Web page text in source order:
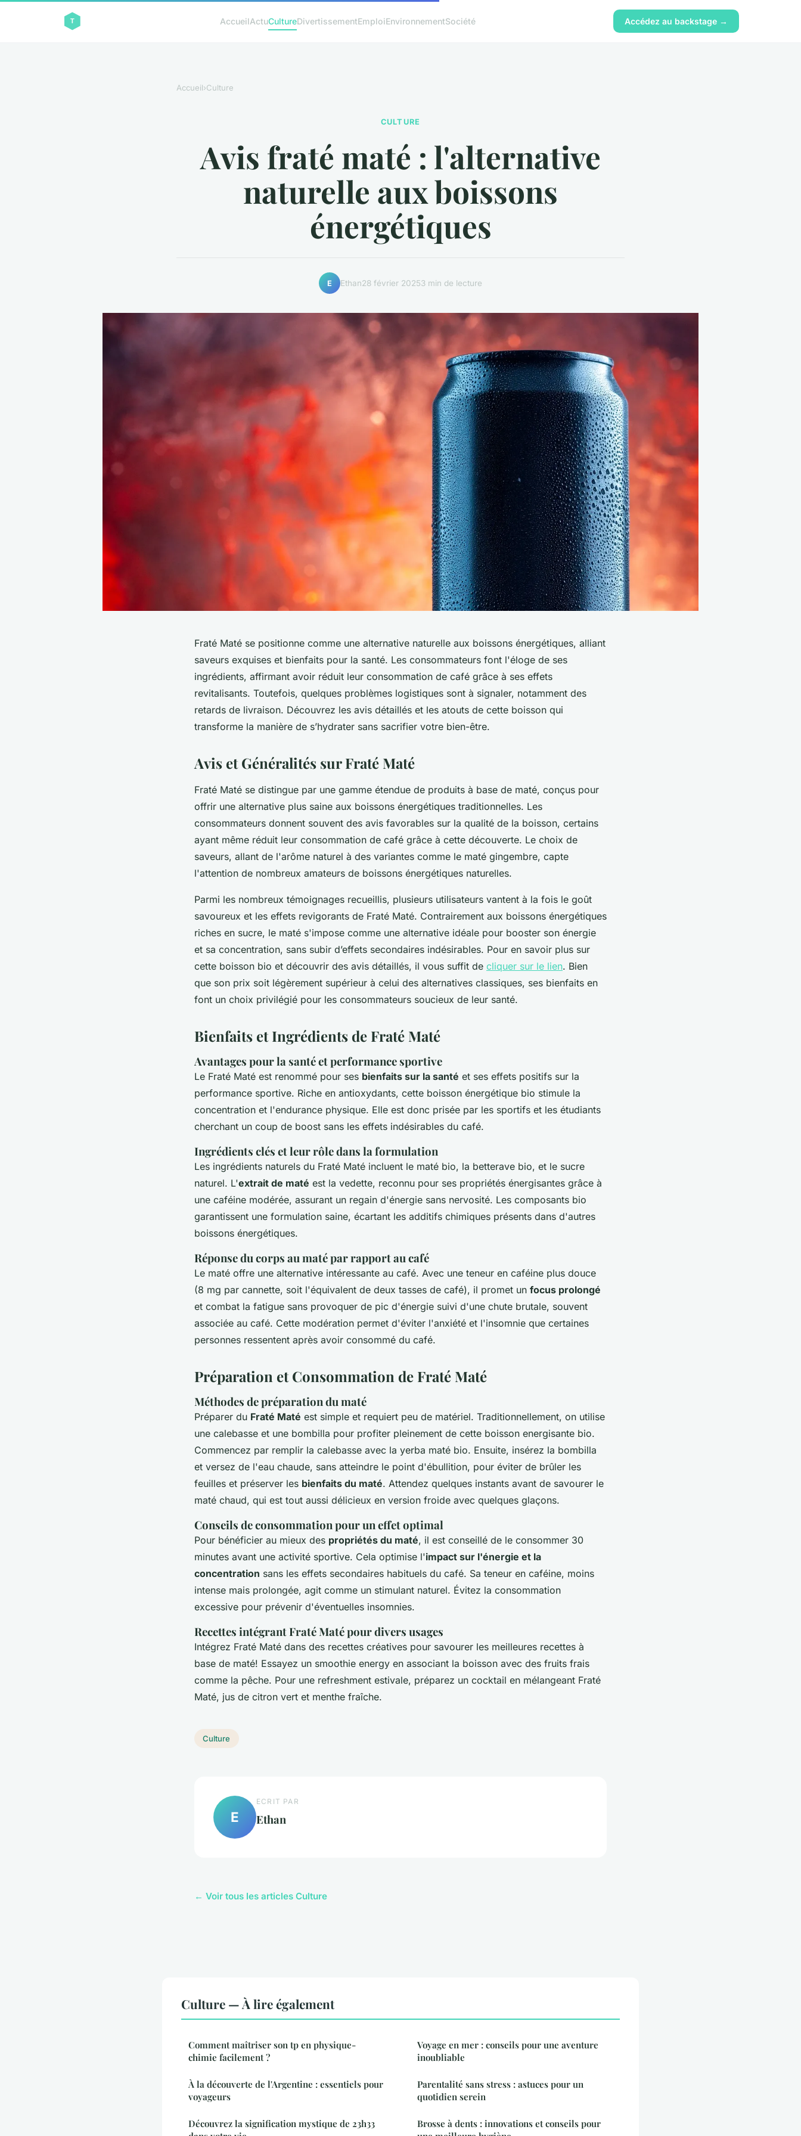
AccueilActuCultureDivertissementEmploiEnvironnementSociété Accédez au backstage →
Accueil›Culture
CULTURE
Avis fraté maté : l'alternative
naturelle aux boissons
énergétiques
E Ethan28 février 20253 min de lecture
Fraté Maté se positionne comme une alternative naturelle aux boissons énergétiques, alliant
saveurs exquises et bienfaits pour la santé. Les consommateurs font l'éloge de ses
ingrédients, affirmant avoir réduit leur consommation de café grâce à ses effets
revitalisants. Toutefois, quelques problèmes logistiques sont à signaler, notamment des
retards de livraison. Découvrez les avis détaillés et les atouts de cette boisson qui
transforme la manière de s’hydrater sans sacrifier votre bien-être.
Avis et Généralités sur Fraté Maté
Fraté Maté se distingue par une gamme étendue de produits à base de maté, conçus pour
offrir une alternative plus saine aux boissons énergétiques traditionnelles. Les
consommateurs donnent souvent des avis favorables sur la qualité de la boisson, certains
ayant même réduit leur consommation de café grâce à cette découverte. Le choix de
saveurs, allant de l'arôme naturel à des variantes comme le maté gingembre, capte
l'attention de nombreux amateurs de boissons énergétiques naturelles.
Parmi les nombreux témoignages recueillis, plusieurs utilisateurs vantent à la fois le goût
savoureux et les effets revigorants de Fraté Maté. Contrairement aux boissons énergétiques
riches en sucre, le maté s'impose comme une alternative idéale pour booster son énergie
et sa concentration, sans subir d’effets secondaires indésirables. Pour en savoir plus sur
cette boisson bio et découvrir des avis détaillés, il vous suffit de cliquer sur le lien. Bien
que son prix soit légèrement supérieur à celui des alternatives classiques, ses bienfaits en
font un choix privilégié pour les consommateurs soucieux de leur santé.
Bienfaits et Ingrédients de Fraté Maté
Avantages pour la santé et performance sportive
Le Fraté Maté est renommé pour ses bienfaits sur la santé et ses effets positifs sur la
performance sportive. Riche en antioxydants, cette boisson énergétique bio stimule la
concentration et l'endurance physique. Elle est donc prisée par les sportifs et les étudiants
cherchant un coup de boost sans les effets indésirables du café.
Ingrédients clés et leur rôle dans la formulation
Les ingrédients naturels du Fraté Maté incluent le maté bio, la betterave bio, et le sucre
naturel. L'extrait de maté est la vedette, reconnu pour ses propriétés énergisantes grâce à
une caféine modérée, assurant un regain d'énergie sans nervosité. Les composants bio
garantissent une formulation saine, écartant les additifs chimiques présents dans d'autres
boissons énergétiques.
Réponse du corps au maté par rapport au café
Le maté offre une alternative intéressante au café. Avec une teneur en caféine plus douce
(8 mg par cannette, soit l'équivalent de deux tasses de café), il promet un focus prolongé
et combat la fatigue sans provoquer de pic d'énergie suivi d'une chute brutale, souvent
associée au café. Cette modération permet d'éviter l'anxiété et l'insomnie que certaines
personnes ressentent après avoir consommé du café.
Préparation et Consommation de Fraté Maté
Méthodes de préparation du maté
Préparer du Fraté Maté est simple et requiert peu de matériel. Traditionnellement, on utilise
une calebasse et une bombilla pour profiter pleinement de cette boisson energisante bio.
Commencez par remplir la calebasse avec la yerba maté bio. Ensuite, insérez la bombilla
et versez de l'eau chaude, sans atteindre le point d'ébullition, pour éviter de brûler les
feuilles et préserver les bienfaits du maté. Attendez quelques instants avant de savourer le
maté chaud, qui est tout aussi délicieux en version froide avec quelques glaçons.
Conseils de consommation pour un effet optimal
Pour bénéficier au mieux des propriétés du maté, il est conseillé de le consommer 30
minutes avant une activité sportive. Cela optimise l'impact sur l'énergie et la
concentration sans les effets secondaires habituels du café. Sa teneur en caféine, moins
intense mais prolongée, agit comme un stimulant naturel. Évitez la consommation
excessive pour prévenir d'éventuelles insomnies.
Recettes intégrant Fraté Maté pour divers usages
Intégrez Fraté Maté dans des recettes créatives pour savourer les meilleures recettes à
base de maté! Essayez un smoothie energy en associant la boisson avec des fruits frais
comme la pêche. Pour une refreshment estivale, préparez un cocktail en mélangeant Fraté
Maté, jus de citron vert et menthe fraîche.
Culture
E
ECRIT PAR
Ethan
← Voir tous les articles Culture
Culture — À lire également
Comment maîtriser son tp en physique-
chimie facilement ?
À la découverte de l'Argentine : essentiels pour
voyageurs
Découvrez la signification mystique de 23h33
Voyage en mer : conseils pour une aventure
inoubliable
Parentalité sans stress : astuces pour un
quotidien serein
Brosse à dents : innovations et conseils pour